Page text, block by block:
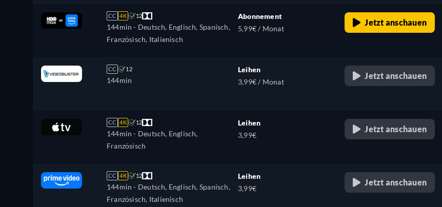
CC 4K 12
144min - Deutsch, Englisch, Spanisch,
Französisch, Italienisch
Abonnement
5,99€ / Monat
Jetzt anschauen
CC 12
144min
Leihen
3,99€ / Monat
Jetzt anschauen
CC 4K 12
144min - Deutsch, Englisch,
Französisch
Leihen
3,99€
Jetzt anschauen
CC 4K 12
144min - Deutsch, Englisch, Spanisch,
Französisch, Italienisch
Leihen
3,99€
Jetzt anschauen